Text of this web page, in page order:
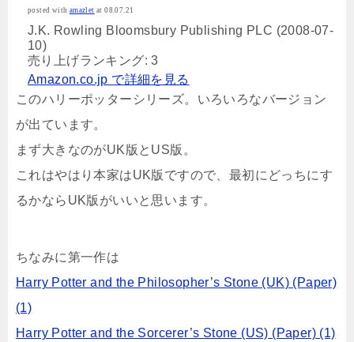
posted with amazlet at 08.07.21
J.K. Rowling Bloomsbury Publishing PLC (2008-07-
10)
売り上げランキング: 3
Amazon.co.jp で詳細を見る
このハリーポッターシリーズ。いろいろなバージョン
が出ています。
まず大きなのがUK版とUS版。
これはやはり本家はUK版ですので、最初にどっちにす
るかならUK版がいいと思います。
ちなみに第一作は
Harry Potter and the Philosopher’s Stone (UK) (Paper)
(1)
Harry Potter and the Sorcerer’s Stone (US) (Paper) (1)